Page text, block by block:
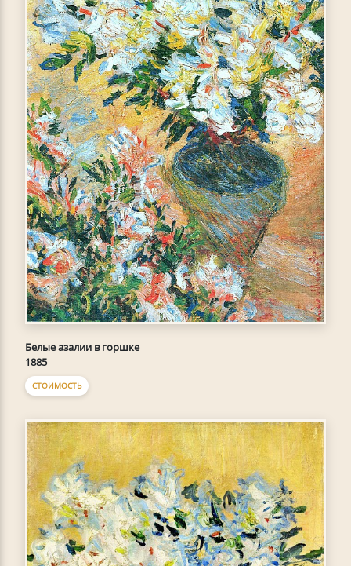
Белые азалии в горшке
1885
СТОИМОСТЬ